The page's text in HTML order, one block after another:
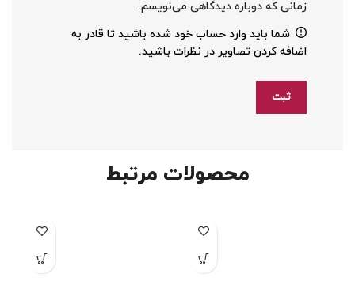
زمانی که دوباره دیدگاهی می‌نویسم.
شما باید وارد حساب خود شده باشید تا قادر به
اضافه کردن تصاویر در نظرات باشید.
محصولات مرتبط